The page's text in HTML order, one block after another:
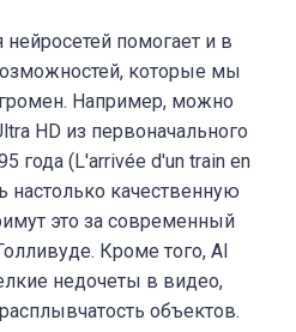
нейросетей помогает и в
которые мы
Например, можно
HD из первоначального
года (L'arrivée d'un train en
настолько качественную
это за современный
Кроме того, AI
недочеты в видео,
объектов.